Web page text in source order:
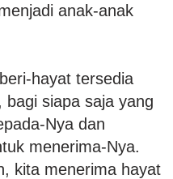
anak-anak
hayat tersedia
bagi siapa saja yang
Nya dan
menerima-Nya.
kita menerima hayat